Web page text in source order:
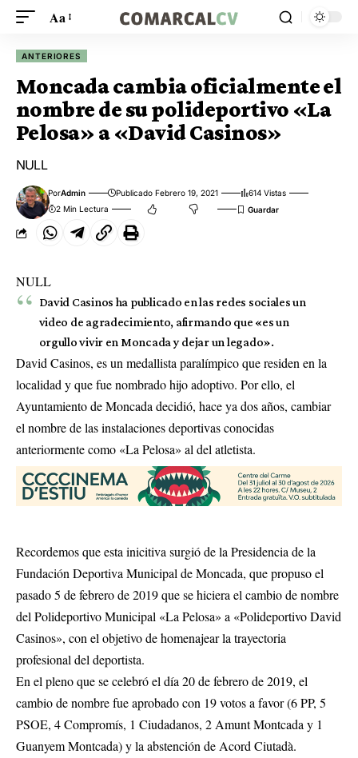
Aa
ANTERIORES
Moncada cambia oficialmente el
nombre de su polideportivo «La
Pelosa» a «David Casinos»
NULL
PorAdmin Publicado Febrero 19, 2021
614 Vistas
2 Min Lectura
NULL
David Casinos ha publicado en las redes sociales un
video de agradecimiento, afirmando que «es un
orgullo vivir en Moncada y dejar un legado».
David Casinos, es un medallista paralímpico que residen en la
localidad y que fue nombrado hijo adoptivo. Por ello, el
Ayuntamiento de Moncada decidió, hace ya dos años, cambiar
el nombre de las instalaciones deportivas conocidas
anteriormente como «La Pelosa» al del atletista.
Recordemos que esta inicitiva surgió de la Presidencia de la
Fundación Deportiva Municipal de Moncada, que propuso el
pasado 5 de febrero de 2019 que se hiciera el cambio de nombre
del Polideportivo Municipal «La Pelosa» a «Polideportivo David
Casinos», con el objetivo de homenajear la trayectoria
profesional del deportista.
En el pleno que se celebró el día 20 de febrero de 2019, el
cambio de nombre fue aprobado con 19 votos a favor (6 PP, 5
PSOE, 4 Compromís, 1 Ciudadanos, 2 Amunt Montcada y 1
Guanyem Montcada) y la abstención de Acord Ciutadà.